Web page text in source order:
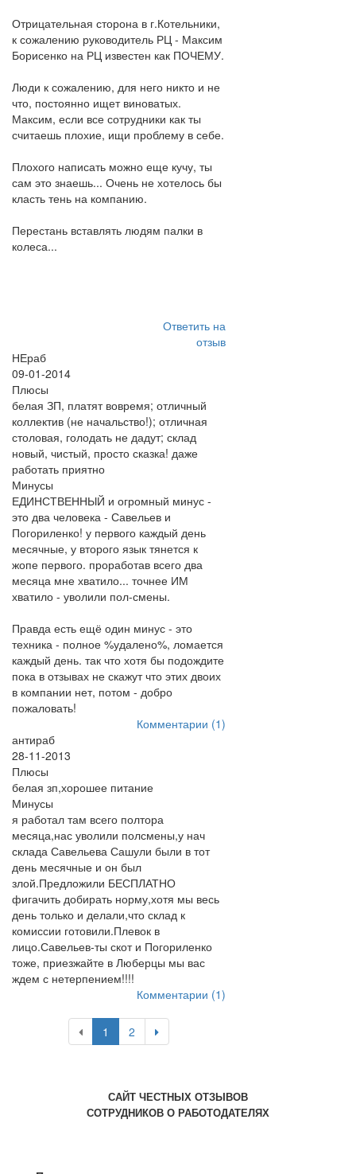
Отрицательная сторона в г.Котельники,
к сожалению руководитель РЦ - Максим
Борисенко на РЦ известен как ПОЧЕМУ.
Люди к сожалению, для него никто и не
что, постоянно ищет виноватых.
Максим, если все сотрудники как ты
считаешь плохие, ищи проблему в себе.
Плохого написать можно еще кучу, ты
сам это знаешь... Очень не хотелось бы
класть тень на компанию.
Перестань вставлять людям палки в
колеса...
Ответить на
отзыв
НЕраб
09-01-2014
Плюсы
белая ЗП, платят вовремя; отличный
коллектив (не начальство!); отличная
столовая, голодать не дадут; склад
новый, чистый, просто сказка! даже
работать приятно
Минусы
ЕДИНСТВЕННЫЙ и огромный минус -
это два человека - Савельев и
Погориленко! у первого каждый день
месячные, у второго язык тянется к
жопе первого. проработав всего два
месяца мне хватило... точнее ИМ
хватило - уволили пол-смены.
Правда есть ещё один минус - это
техника - полное %удалено%, ломается
каждый день. так что хотя бы подождите
пока в отзывах не скажут что этих двоих
в компании нет, потом - добро
пожаловать!
Комментарии (1)
антираб
28-11-2013
Плюсы
белая зп,хорошее питание
Минусы
я работал там всего полтора
месяца,нас уволили полсмены,у нач
склада Савельева Сашули были в тот
день месячные и он был
злой.Предложили БЕСПЛАТНО
фигачить добирать норму,хотя мы весь
день только и делали,что склад к
комиссии готовили.Плевок в
лицо.Савельев-ты скот и Погориленко
тоже, приезжайте в Люберцы мы вас
ждем с нетерпением!!!!
Комментарии (1)
1 2
САЙТ ЧЕСТНЫХ ОТЗЫВОВ
СОТРУДНИКОВ О РАБОТОДАТЕЛЯХ